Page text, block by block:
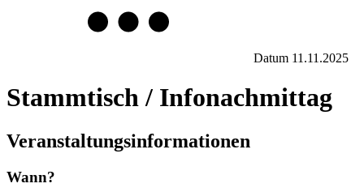
Datum 11.11.2025
Stammtisch / Infonachmittag
Veranstaltungsinformationen
Wann?